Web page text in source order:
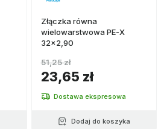
Złączka równa
wielowarstwowa PE-X
32x2,90
23,65 zł
51,25 zł
Dostawa ekspresowa
Dodaj do koszyka